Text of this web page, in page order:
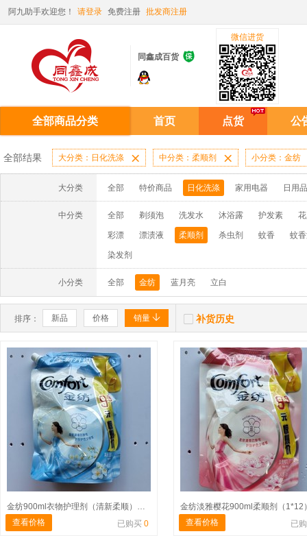
阿九助手欢迎您！ 请登录 免费注册 批发商注册
同鑫成百货 
微信进货
全部商品分类 首页 点货 公
全部结果 大分类：日化洗涤  中分类：柔顺剂  小分类：金纺
大分类 全部 特价商品 日化洗涤 家用电器 日用品
中分类 全部 剃须泡 洗发水 沐浴露 护发素
彩漂 漂渍液 柔顺剂 杀虫剂 蚊香 蚊
染发剂
小分类 全部 金纺 蓝月亮 立白
排序： 新品 价格 销量   补货历史
金纺900ml衣物护理剂（清新柔顺）（1*12）
查看价格
已购买 0
金纺淡雅樱花900ml柔顺剂（1*12
查看价格
已